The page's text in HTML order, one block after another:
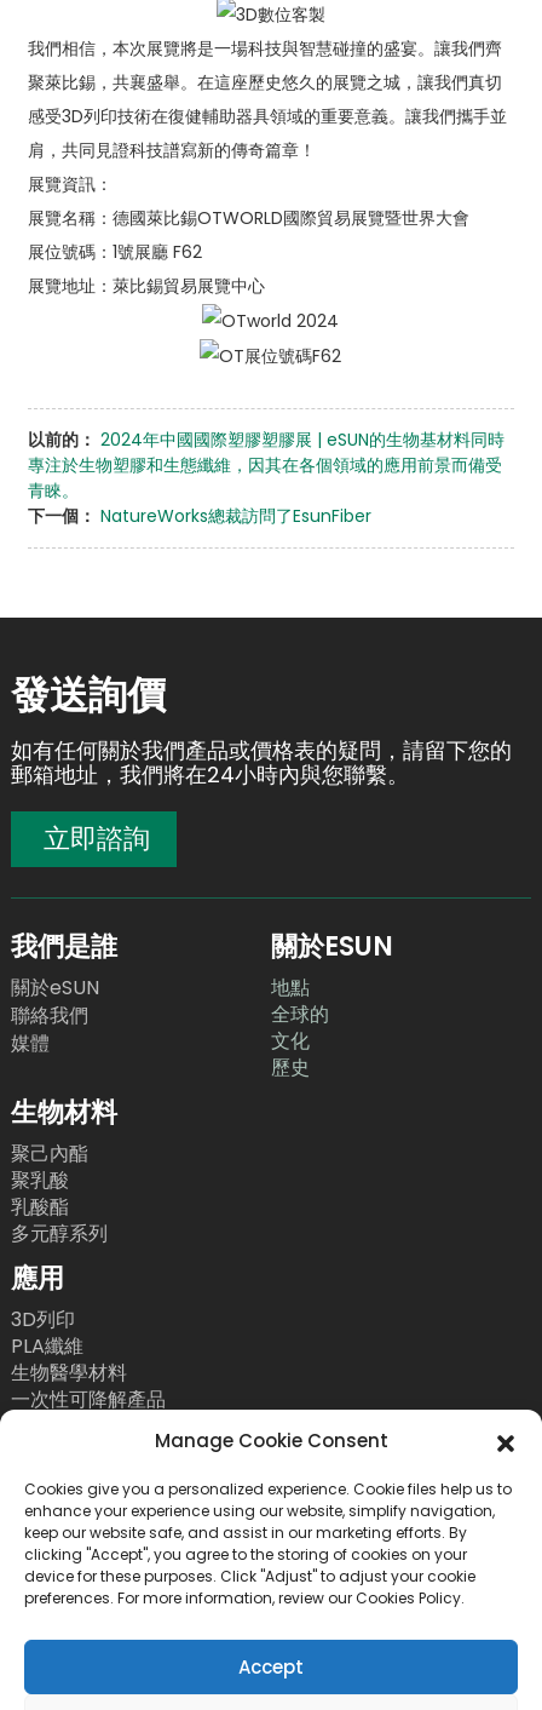
我們相信，本次展覽將是一場科技與智慧碰撞的盛宴。讓我們齊
聚萊比錫，共襄盛舉。在這座歷史悠久的展覽之城，讓我們真切
感受3D列印技術在復健輔助器具領域的重要意義。讓我們攜手並
肩，共同見證科技譜寫新的傳奇篇章！
展覽資訊：
展覽名稱：德國萊比錫OTWORLD國際貿易展覽暨世界大會
展位號碼：1號展廳 F62
展覽地址：萊比錫貿易展覽中心
以前的： 2024年中國國際塑膠塑膠展 | eSUN的生物基材料同時
專注於生物塑膠和生態纖維，因其在各個領域的應用前景而備受
青睞。
下一個： NatureWorks總裁訪問了EsunFiber
發送詢價
如有任何關於我們產品或價格表的疑問，請留下您的
郵箱地址，我們將在24小時內與您聯繫。
立即諮詢
我們是誰
關於eSUN
聯絡我們
媒體
關於ESUN
地點
全球的
文化
歷史
生物材料
聚己內酯
聚乳酸
乳酸酯
多元醇系列
應用
3D列印
PLA纖維
生物醫學材料
一次性可降解產品
電話：+86 755 86393186
電子郵件：bright@esungroup.net
地址：中國深圳市南山區粵海街道高新南九路55號微
軟科通大廈15A
Manage Cookie Consent
Cookies give you a personalized experience. Cookie files help us to
enhance your experience using our website, simplify navigation,
keep our website safe, and assist in our marketing efforts. By
clicking "Accept", you agree to the storing of cookies on your
device for these purposes. Click "Adjust" to adjust your cookie
preferences. For more information, review our Cookies Policy.
Accept